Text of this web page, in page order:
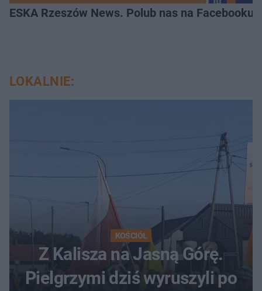
ESKA Rzeszów News. Polub nas na Facebooku!
LOKALNIE:
KOŚCIÓŁ
Z Kalisza na Jasną Górę.
Pielgrzymi dziś wyruszyli po